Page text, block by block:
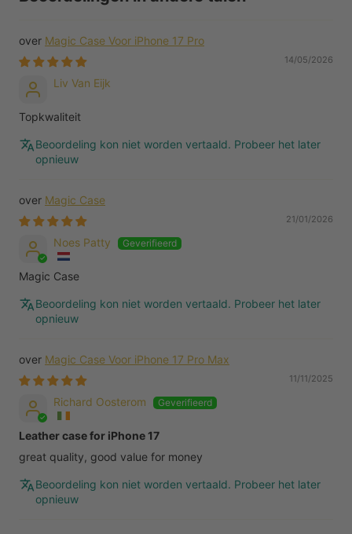
Magic Case Voor iPhone 17 Pro
14/05/2026
Liv Van Eijk
Topkwaliteit
Beoordeling kon niet worden vertaald. Probeer het later
opnieuw
Magic Case
21/01/2026
Noes Patty
Magic Case
Beoordeling kon niet worden vertaald. Probeer het later
opnieuw
Magic Case Voor iPhone 17 Pro Max
11/11/2025
Richard Oosterom
Leather case for iPhone 17
great quality, good value for money
Beoordeling kon niet worden vertaald. Probeer het later
opnieuw